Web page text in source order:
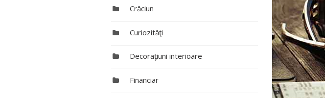
Crăciun
Curiozităţi
Decoraţiuni interioare
Financiar